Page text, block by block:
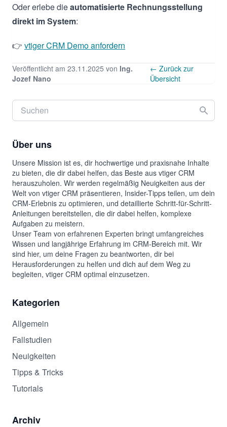
Oder erlebe dieautomatisierte Rechnungsstellung
direkt im System:
👉 vtiger CRM Demo anfordern
Veröffentlicht am 23.11.2025 von Ing.
Jozef Nano
← Zurück zur
Übersicht
Über uns
Unsere Mission ist es, dir hochwertige und praxisnahe Inhalte
zu bieten, die dir dabei helfen, das Beste aus vtiger CRM
herauszuholen. Wir werden regelmäßig Neuigkeiten aus der
Welt von vtiger CRM präsentieren, Insider-Tipps teilen, um dein
CRM-Erlebnis zu optimieren, und detaillierte Schritt-für-Schritt-
Anleitungen bereitstellen, die dir dabei helfen, komplexe
Aufgaben zu meistern.
Unser Team von erfahrenen Experten bringt umfangreiches
Wissen und langjährige Erfahrung im CRM-Bereich mit. Wir
sind hier, um deine Fragen zu beantworten, dir bei
Herausforderungen zu helfen und dich auf dem Weg zu
begleiten, vtiger CRM optimal einzusetzen.
Kategorien
Allgemein
Fallstudien
Neuigkeiten
Tipps & Tricks
Tutorials
Archiv